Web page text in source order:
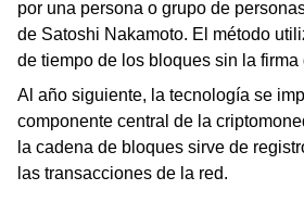
por una persona o grupo de
de Satoshi Nakamoto. El método
de tiempo de los bloques sin la firma
Al año siguiente, la tecnología se
componente central de la
la cadena de bloques sirve de
las transacciones de la red.